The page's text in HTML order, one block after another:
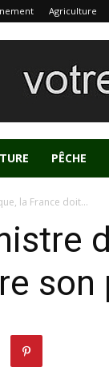
Agriculture
PÊCHE
la France doit...